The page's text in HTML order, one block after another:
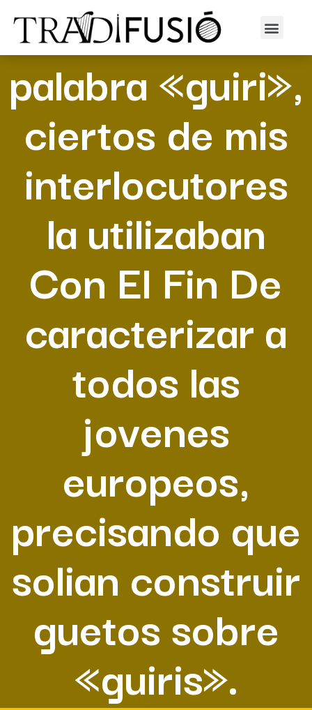
En cuanto a la
palabra «guiri»,
ciertos de mis
interlocutores
la utilizaban
Con El Fin De
caracterizar a
todos las
jovenes
europeos,
precisando que
solian construir
guetos sobre
«guiris».